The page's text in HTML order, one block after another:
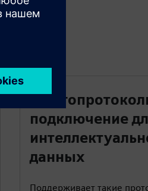
подключение
данных
Поддерживает такие